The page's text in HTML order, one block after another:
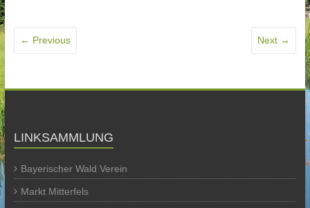
← Previous Next →
LINKSAMMLUNG
Bayerischer Wald Verein
Markt Mitterfels